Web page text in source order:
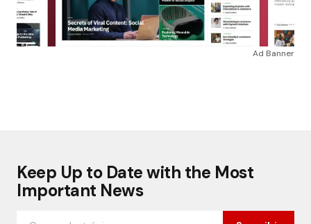
Ad Banner
Keep Up to Date with the Most
Important News